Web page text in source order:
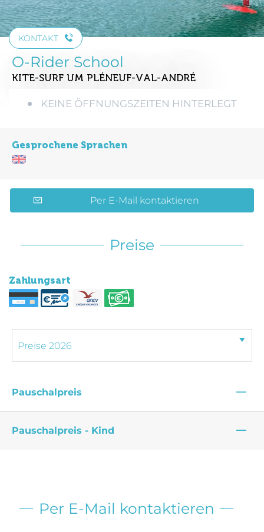
KONTAKT
O-Rider School
KITE-SURF UM PLÉNEUF-VAL-ANDRÉ
KEINE ÖFFNUNGSZEITEN HINTERLEGT
Gesprochene Sprachen
Per E-Mail kontaktieren
Preise
Zahlungsart
Pauschalpreis —
Pauschalpreis - Kind —
Per E-Mail kontaktieren